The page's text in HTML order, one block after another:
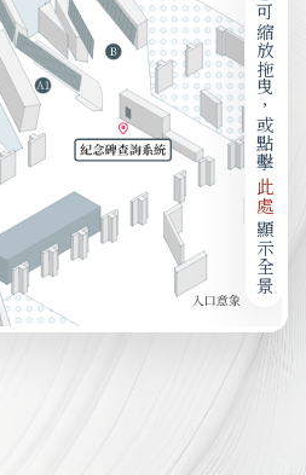
可縮放拖曳，或點擊
此處
顯示全景